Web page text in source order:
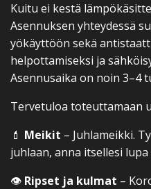
Kuitu ei kestä
Asennuksen yhteydessä
yökäyttöön sekä
helpottamiseksi ja
Asennusaika on noin 3–4
Tervetuloa toteuttamaan
💄 Meikit – Juhlameikki.
juhlaan, anna itsellesi lupa
👁️ Ripset ja kulmat –